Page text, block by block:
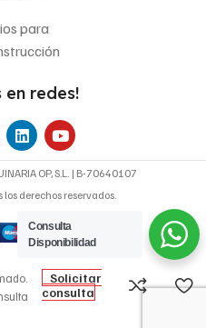
para
en redes!
OP, S.L. | B-70640107
derechos reservados.
€
Solicitar
consulta
Consulta
Disponibilidad